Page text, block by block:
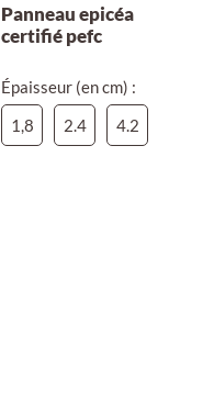
Panneau epicéa
certifié pefc
Épaisseur (en cm) :
1,8
2.4 4.2